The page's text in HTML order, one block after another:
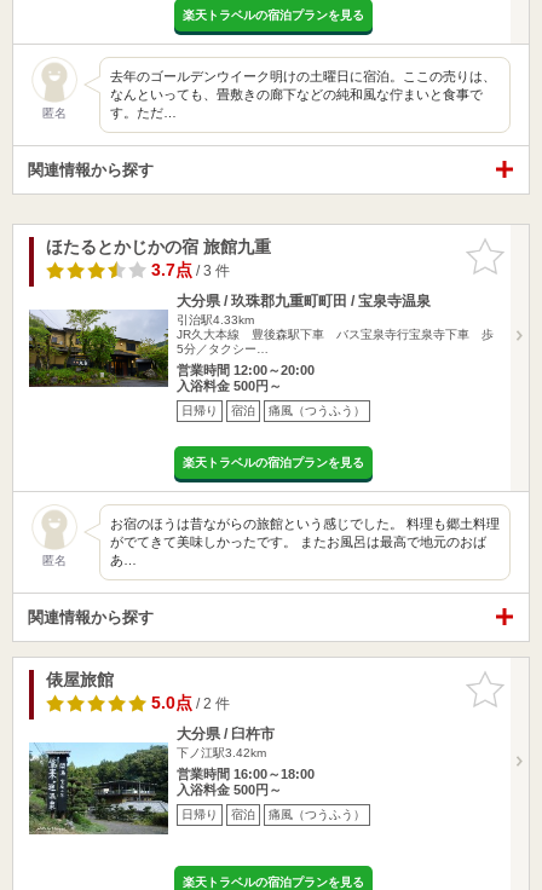
楽天トラベルの宿泊プランを見る
匿名
去年のゴールデンウイーク明けの土曜日に宿泊。ここの売りは、
なんといっても、畳敷きの廊下などの純和風な佇まいと食事で
す。ただ…
関連情報から探す
お気に入
りに追加
ほたるとかじかの宿 旅館九重
3.7点/ 3 件
大分県 / 玖珠郡九重町町田 / 宝泉寺温泉
引治駅4.33km
JR久大本線 豊後森駅下車 バス宝泉寺行宝泉寺下車 歩
5分／タクシー…
営業時間 12:00～20:00
入浴料金 500円～
日帰り 宿泊 痛風（つうふう）
楽天トラベルの宿泊プランを見る
匿名
お宿のほうは昔ながらの旅館という感じでした。 料理も郷土料理
がでてきて美味しかったです。 またお風呂は最高で地元のおば
あ…
関連情報から探す
お気に入
りに追加
俵屋旅館
5.0点/ 2 件
大分県 / 臼杵市
下ノ江駅3.42km
営業時間 16:00～18:00
入浴料金 500円～
日帰り 宿泊 痛風（つうふう）
楽天トラベルの宿泊プランを見る